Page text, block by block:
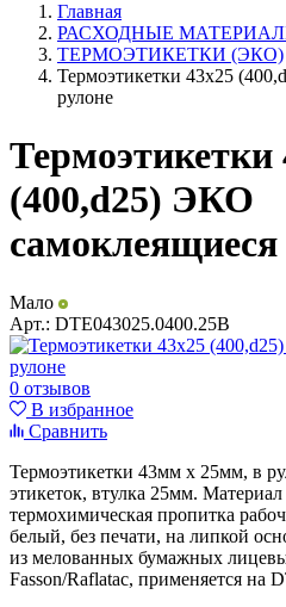
Главная
РАСХОДНЫЕ
ТЕРМОЭТИКЕТКИ (ЭКО)
Термоэтикетки 43х25
рулоне
Термоэтикетки
(400,d25) ЭКО
самоклеящиеся
Мало
Арт.: DTE043025.0400.25B
0 отзывов
В избранное
Сравнить
Термоэтикетки 43мм х 25мм, в
этикеток, втулка 25мм.
термохимическая пропитка
белый, без печати, на липкой
из мелованных бумажных
Fasson/Raflatac, применяется на